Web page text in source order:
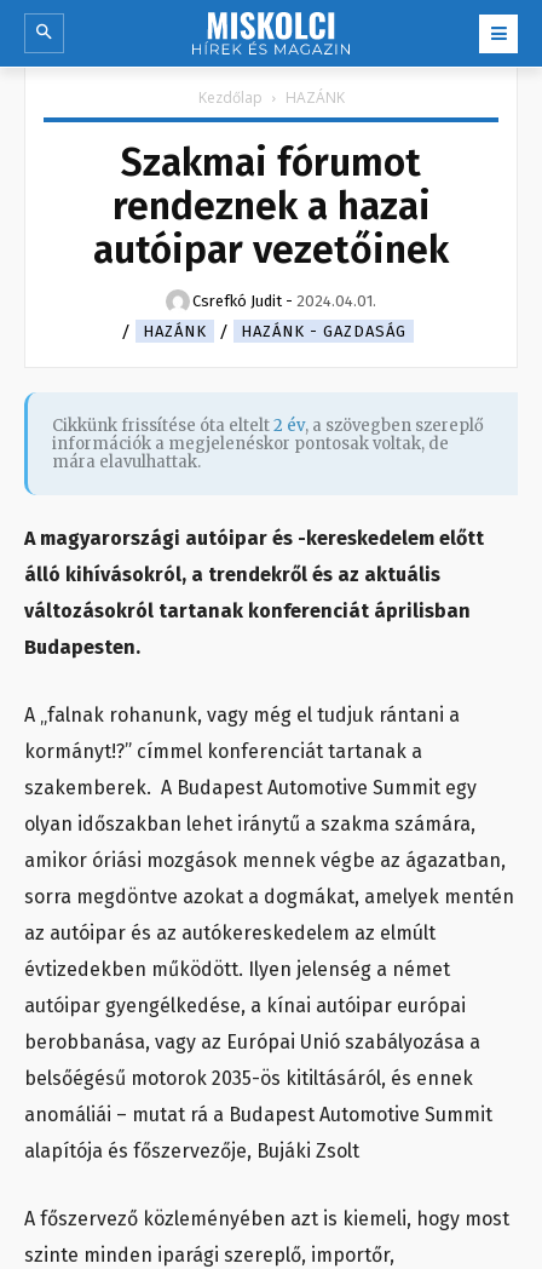
Kezdőlap HAZÁNK
Szakmai fórumot
rendeznek a hazai
autóipar vezetőinek
Csrefkó Judit - 2024.04.01.
HAZÁNK
HAZÁNK - GAZDASÁG
Cikkünk frissítése óta eltelt2 év, a szövegben szereplő
információk a megjelenéskor pontosak voltak, de
mára elavulhattak.
A magyarországi autóipar és -kereskedelem előtt
álló kihívásokról, a trendekről és az aktuális
változásokról tartanak konferenciát áprilisban
Budapesten.
A „falnak rohanunk, vagy még el tudjuk rántani a
kormányt!?” címmel konferenciát tartanak a
szakemberek. A Budapest Automotive Summit egy
olyan időszakban lehet iránytű a szakma számára,
amikor óriási mozgások mennek végbe az ágazatban,
sorra megdöntve azokat a dogmákat, amelyek mentén
az autóipar és az autókereskedelem az elmúlt
évtizedekben működött. Ilyen jelenség a német
autóipar gyengélkedése, a kínai autóipar európai
berobbanása, vagy az Európai Unió szabályozása a
belsőégésű motorok 2035-ös kitiltásáról, és ennek
anomáliái – mutat rá a Budapest Automotive Summit
alapítója és főszervezője, Bujáki Zsolt
A főszervező közleményében azt is kiemeli, hogy most
szinte minden iparági szereplő, importőr,